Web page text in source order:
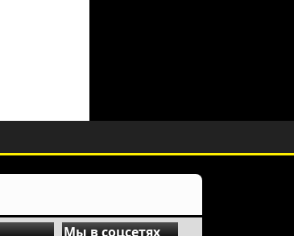
Мы в соцсетях